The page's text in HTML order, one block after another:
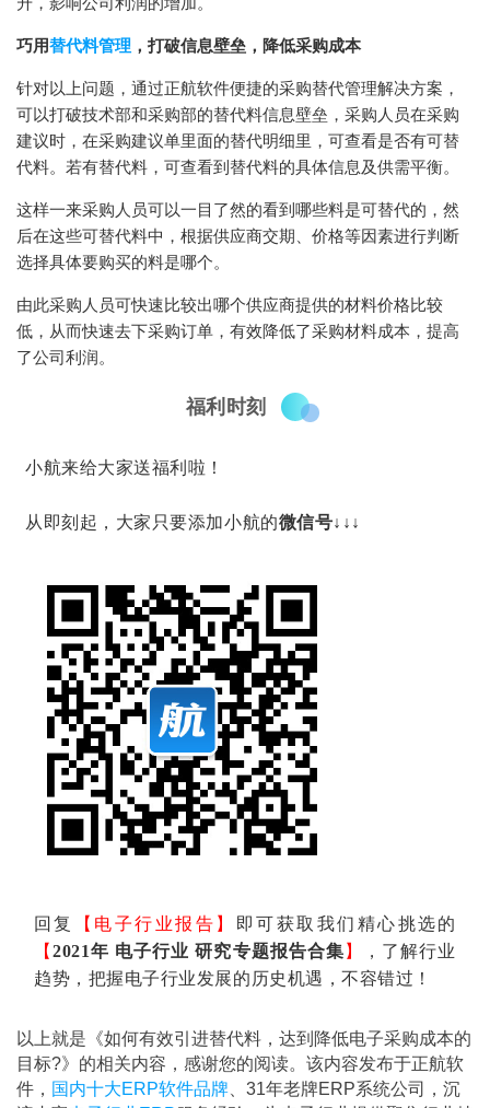
巧用替代料管理 ，打破信息壁垒，降低采购成本
针对以上问题，通过正航软件便捷的采购替代管理解决方案，
可以打破技术部和采购部的替代料信息壁垒，采购人员在采购
建议时，在采购建议单里面的替代明细里，可查看是否有可替
代料。若有替代料，可查看到替代料的具体信息及供需平衡。
这样一来采购人员可以一目了然的看到哪些料是可替代的，然
后在这些可替代料中，根据供应商交期、价格等因素进行判断
选择具体要购买的料是哪个。
由此采购人员可快速比较出哪个供应商提供的材料价格比较
低，从而快速去下采购订单，有效降低了采购材料成本，提高
了公司利润。
福利时刻
小航来给大家送福利啦！
从即刻起，大家只要添加小航的微信号↓↓↓
回复 【电子行业报告】
即可获取我们精心挑选的
【2021年 电子行业 研究专题报告合集 】
，了解行业
趋势，把握电子行业发展的历史机遇，不容错过！
以上就是《如何有效引进替代料，达到降低电子采购成本的
目标?》的相关内容，感谢您的阅读。该内容发布于正航软
件， 国内十大ERP软件品牌 、31年老牌ERP系统公司，沉